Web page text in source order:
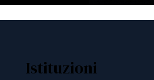
Istituzioni